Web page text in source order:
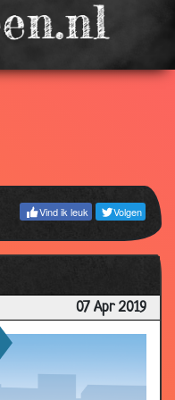
Vind ik leuk Volgen
07 Apr 2019